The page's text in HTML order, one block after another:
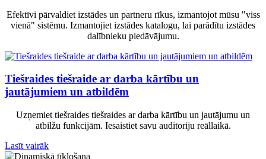
Efektīvi pārvaldiet izstādes un partneru rīkus, izmantojot mūsu "viss
vienā" sistēmu. Izmantojiet izstādes katalogu, lai parādītu izstādes
dalībnieku piedāvājumu.
Tiešraides tiešraide ar darba kārtību un
jautājumiem un atbildēm
Uzņemiet tiešraides tiešraides ar darba kārtību un jautājumu un
atbilžu funkcijām. Iesaistiet savu auditoriju reāllaikā.
Lasīt vairāk